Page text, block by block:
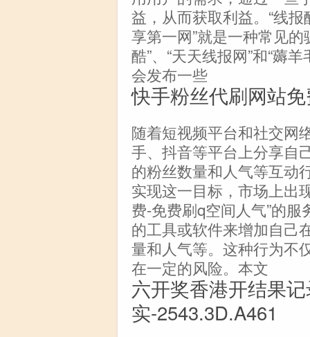
益，从而获取利益。“线报
享第一网”就是一种常见
酷”、“天天线报网”和“薅
会发布一些
快手粉丝代刷网站
随着短视频平台和社交网
手、抖音等平台上分享自
的粉丝数量和人气等互动
实现这一目标，市场上出
费-免费刷q空间人气”的
的工具或软件来增加自己
量和人气等。这种行为不
在一定的风险。本文
六开奖香港开结果
实-2543.3D.A461